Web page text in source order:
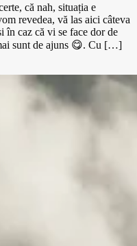
că nah, situația e
revedea, vă las aici câteva
în caz că vi se face dor de
sunt de ajuns 😋. Cu […]